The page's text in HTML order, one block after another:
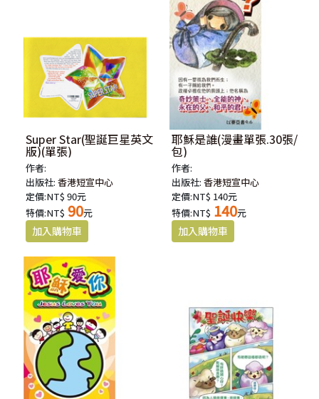
Super Star(聖誕巨星英文
版)(單張)
作者:
出版社:香港短宣中心
定價:NT$ 90元
特價:NT$ 90元
耶穌是誰(漫畫單張.30張/
包)
作者:
出版社:香港短宣中心
定價:NT$ 140元
特價:NT$ 140元